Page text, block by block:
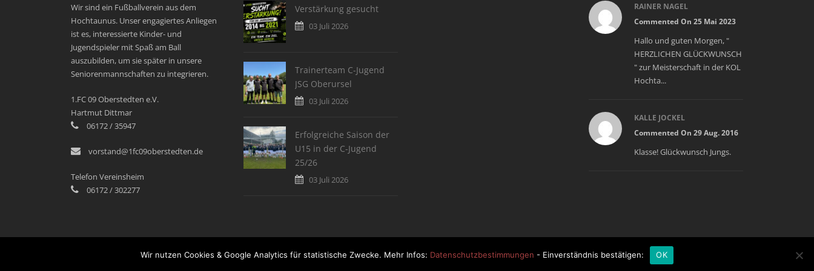
Wir sind ein Fußballverein aus dem
Hochtaunus. Unser engagiertes Anliegen
ist es, interessierte Kinder- und
Jugendspieler mit Spaß am Ball
auszubilden, um sie später in unsere
Seniorenmannschaften zu integrieren.
1.FC 09 Oberstedten e.V.
Hartmut Dittmar
06172 / 35947
vorstand@1fc09oberstedten.de
Telefon Vereinsheim
06172 / 302277
Verstärkung gesucht
03 Juli 2026
Trainerteam C-Jugend
JSG Oberursel
03 Juli 2026
Erfolgreiche Saison der
U15 in der C-Jugend
25/26
03 Juli 2026
RAINER NAGEL
Commented On 25 Mai 2023
Hallo und guten Morgen, "
HERZLICHEN GLÜCKWUNSCH
" zur Meisterschaft in der KOL
Hochta...
KALLE JOCKEL
Commented On 29 Aug. 2016
Klasse! Glückwunsch Jungs.
© Copyright 2018 - 1. FC 09 OBERSTEDTEN interner Bereich DATENSCHUTZ
Wir nutzen Cookies & Google Analytics für statistische Zwecke. Mehr Infos: Datenschutzbestimmungen - Einverständnis bestätigen: OK